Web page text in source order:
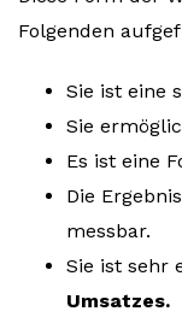
Folgenden
Sie ist eine
Sie
Es ist eine
Die
messbar.
Sie ist sehr
Umsatzes.